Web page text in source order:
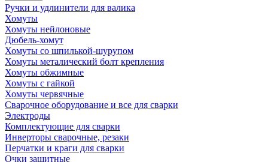
Ручки и удлинители для валика
Хомуты
Хомуты нейлоновые
Дюбель-хомут
Хомуты со шпилькой-шурупом
Хомуты металический болт крепления
Хомуты обжимные
Хомуты с гайкой
Хомуты червячные
Сварочное оборудование и все для сварки
Электроды
Комплектующие для сварки
Инверторы сварочные, резаки
Перчатки и краги для сварки
Очки защитные